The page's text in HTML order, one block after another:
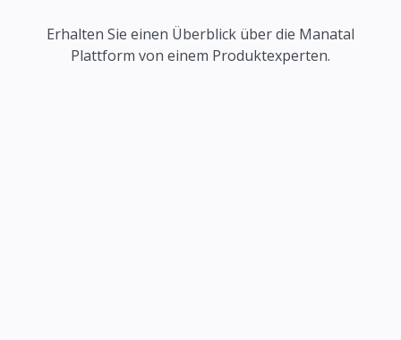
Erhalten Sie einen Überblick über die Manatal
Plattform von einem Produktexperten.